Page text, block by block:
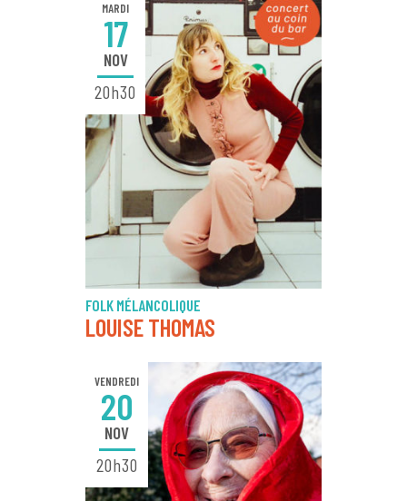
MARDI
17
NOV
20h30
FOLK MÉLANCOLIQUE
LOUISE THOMAS
VENDREDI
20
NOV
20h30